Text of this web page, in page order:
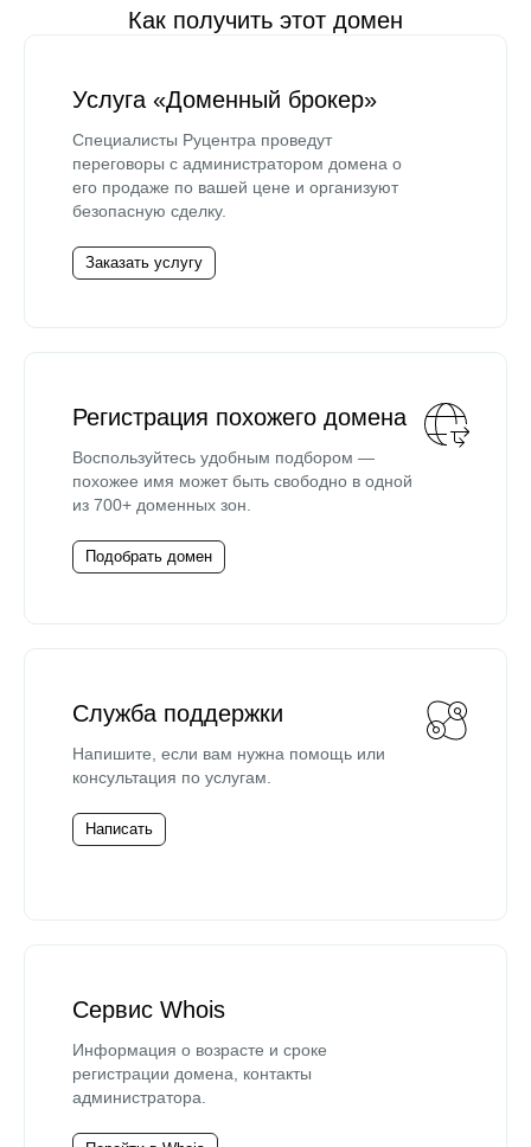
Как получить этот домен
Услуга «Доменный брокер»
Специалисты Руцентра проведут
переговоры с администратором домена о
его продаже по вашей цене и организуют
безопасную сделку.
Заказать услугу
Регистрация похожего домена
Воспользуйтесь удобным подбором —
похожее имя может быть свободно в одной
из 700+ доменных зон.
Подобрать домен
Служба поддержки
Напишите, если вам нужна помощь или
консультация по услугам.
Написать
Сервис Whois
Информация о возрасте и сроке
регистрации домена, контакты
администратора.